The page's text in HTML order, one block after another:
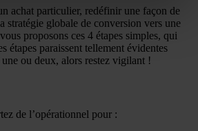
achat particulier, redéfinir une façon de
stratégie globale de conversion vers une
proposons ces 4 étapes simples, qui
étapes paraissent tellement évidentes
ou deux, alors restez vigilant !
de l’opérationnel pour :